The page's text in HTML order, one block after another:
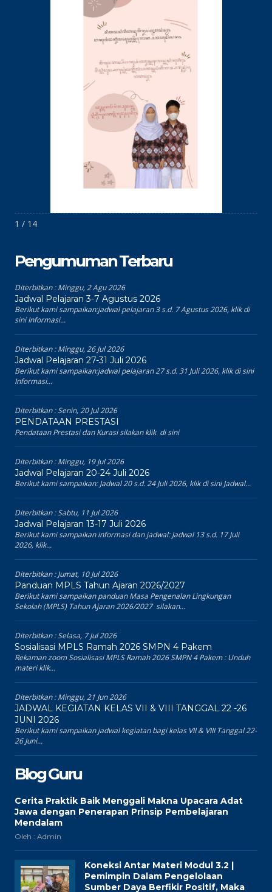
1 / 14
Pengumuman Terbaru
Diterbitkan :Minggu, 2 Agu 2026
Jadwal Pelajaran 3-7 Agustus 2026
Berikut kami sampaikan:jadwal pelajaran 3 s.d. 7 Agustus 2026, klik di
sini Informasi...
Diterbitkan :Minggu, 26 Jul 2026
Jadwal Pelajaran 27-31 Juli 2026
Berikut kami sampaikan:jadwal pelajaran 27 s.d. 31 Juli 2026, klik di sini
Informasi...
Diterbitkan :Senin, 20 Jul 2026
PENDATAAN PRESTASI
Pendataan Prestasi dan Kurasi silakan klik di sini
Diterbitkan :Minggu, 19 Jul 2026
Jadwal Pelajaran 20-24 Juli 2026
Berikut kami sampaikan: Jadwal 20 s.d. 24 Juli 2026, klik di sini Jadwal...
Diterbitkan :Sabtu, 11 Jul 2026
Jadwal Pelajaran 13-17 Juli 2026
Berikut kami sampaikan informasi dan jadwal: Jadwal 13 s.d. 17 Juli
2026, klik...
Diterbitkan :Jumat, 10 Jul 2026
Panduan MPLS Tahun Ajaran 2026/2027
Berikut kami sampaikan panduan Masa Pengenalan Lingkungan
Sekolah (MPLS) Tahun Ajaran 2026/2027 silakan...
Diterbitkan :Selasa, 7 Jul 2026
Sosialisasi MPLS Ramah 2026 SMPN 4 Pakem
Rekaman zoom Sosialisasi MPLS Ramah 2026 SMPN 4 Pakem : Unduh
materi klik...
Diterbitkan :Minggu, 21 Jun 2026
JADWAL KEGIATAN KELAS VII & VIII TANGGAL 22 -26
JUNI 2026
Berikut kami sampaikan jadwal kegiatan bagi kelas VII & VIII Tanggal 22-
26 Juni...
Blog Guru
Cerita Praktik Baik Menggali Makna Upacara Adat
Jawa dengan Penerapan Prinsip Pembelajaran
Mendalam
Oleh : Admin
Koneksi Antar Materi Modul 3.2 |
Pemimpin Dalam Pengelolaan
Sumber Daya Berfikir Positif, Maka